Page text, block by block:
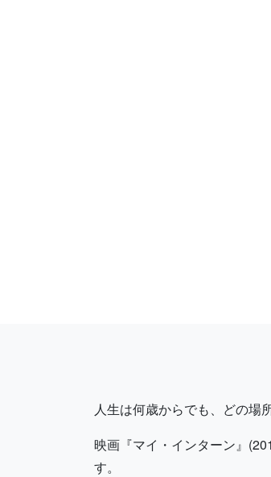
人生は何歳からでも、どの場
映画『マイ・インターン』
す。